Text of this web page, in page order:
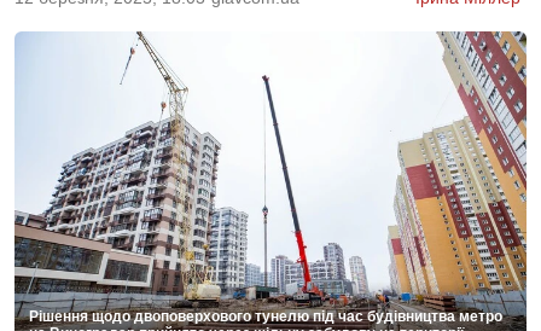
Рішення щодо двоповерхового тунелю під час будівництва метро